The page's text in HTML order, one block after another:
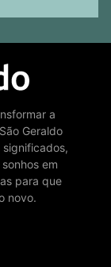
a
Geraldo
em
para que
novo.